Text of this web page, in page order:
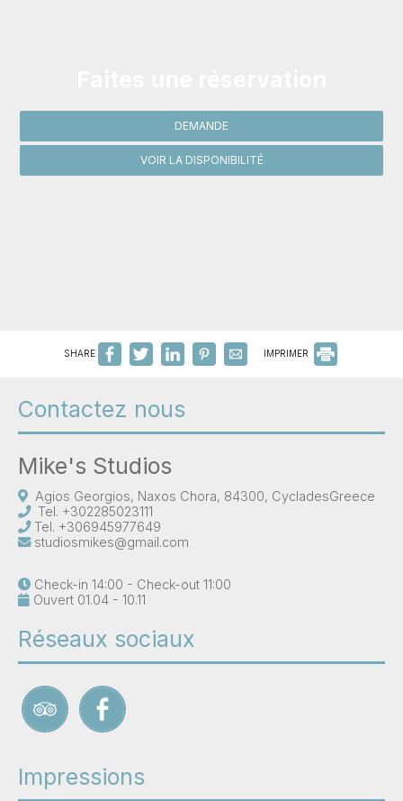
DEMANDE
VOIR LA DISPONIBILITÉ
SHARE IMPRIMER
Contactez nous
Mike's Studios
Agios Georgios, Naxos Chora, 84300, CycladesGreece
Tel. +302285023111
Tel. +306945977649
studiosmikes@gmail.com
Check-in 14:00 - Check-out 11:00
Ouvert 01.04 - 10.11
Réseaux sociaux
Impressions